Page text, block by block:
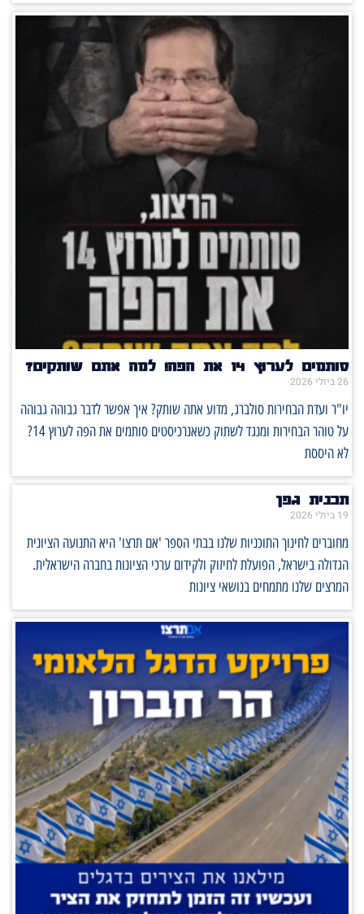
סותמים לערוץ 14 את הפה! למה אתם שותקים?
26 ביולי 2026
יו"ר ועדת הבחירות סולברג, מדוע אתה שותק? איך אפשר לדבר גבוהה גבוהה
על טוהר הבחירות ומנגד לשתוק כשאנרכיסטים סותמים את הפה לערוץ 14?
לא היססת
תכנית גפן
19 ביולי 2026
מחוברים לחינוך התוכניות שלנו בבתי הספר 'אם תרצו' היא התנועה הציונית
הגדולה בישראל, הפועלת לחיזוק ולקידום ערכי הציונות בחברה הישראלית.
המרצים שלנו מתמחים בנושאי ציונות